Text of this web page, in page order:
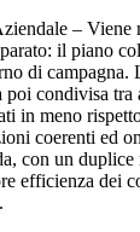
– Viene
il piano
di campagna.
poi condivisa
in meno
coerenti ed
con un
efficienza dei